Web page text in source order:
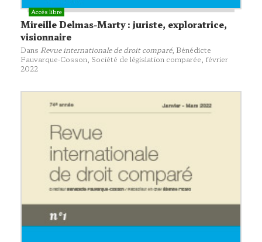
Mireille Delmas-Marty : juriste, exploratrice,
visionnaire
Dans Revue internationale de droit comparé, Bénédicte
Fauvarque-Cosson, Société de législation comparée , février
2022